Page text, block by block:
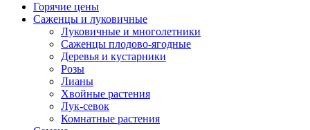
Горячие цены
Саженцы и луковичные
Луковичные и многолетники
Саженцы плодово-ягодные
Деревья и кустарники
Розы
Лианы
Хвойные растения
Лук-севок
Комнатные растения